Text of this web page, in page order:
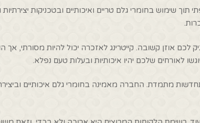
שימוש בחומרי גלם טריים ואיכותיים ובטכניקות
אוזן קשובה. קייטרינג לאזכרה יכול להיות מסורתי, אך
לאורחים שלכם יהיו איכותיות ובעלות טעם נפלא.
תוך כדי למידה והתחדשות מתמדת. החברה מאמינה בחומרי גלם איכותיים